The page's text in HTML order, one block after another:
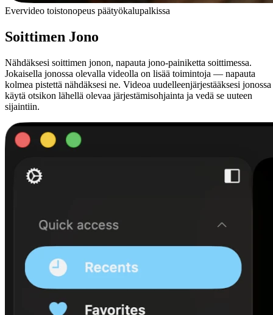
Evervideo toistonopeus päätyökalupalkissa
Soittimen Jono
Nähdäksesi soittimen jonon, napauta jono-painiketta soittimessa.
Jokaisella jonossa olevalla videolla on lisää toimintoja — napauta
kolmea pistettä nähdäksesi ne. Videoa uudelleenjärjestääksesi jonossa
käytä otsikon lähellä olevaa järjestämisohjainta ja vedä se uuteen
sijaintiin.